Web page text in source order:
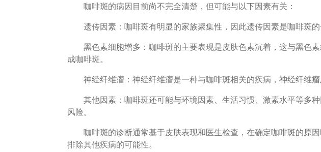
咖啡斑的病因目前尚不完全清楚，但可能与以下因素有关：
遗传因素：咖啡斑有明显的家族聚集性，因此遗传因素是咖啡斑的
黑色素细胞增多：咖啡斑的主要表现是皮肤色素沉着，这与黑色素
成咖啡斑。
神经纤维瘤：神经纤维瘤是一种与咖啡斑相关的疾病，神经纤维瘤
其他因素：咖啡斑还可能与环境因素、生活习惯、激素水平等多种
风险。
咖啡斑的诊断通常基于皮肤表现和医生检查，在确定咖啡斑的原因
排除其他疾病的可能性。